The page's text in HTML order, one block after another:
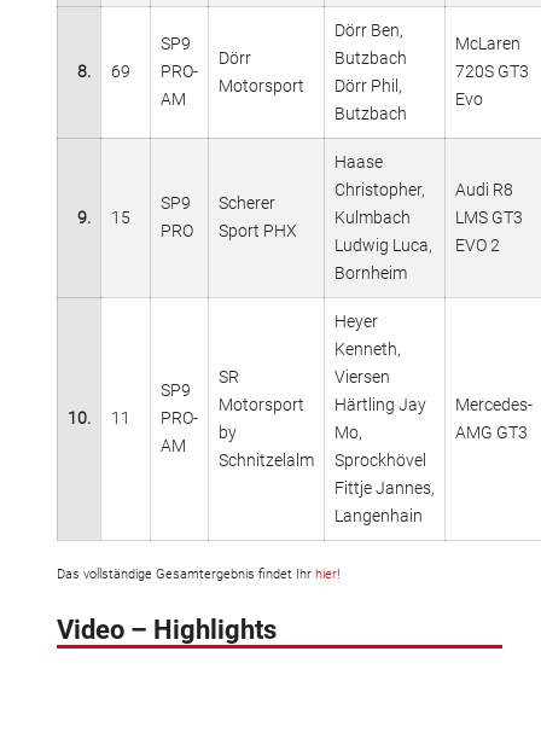
8. 69
SP9
PRO-
AM
Dörr
Motorsport
Dörr Ben,
Butzbach
Dörr Phil,
Butzbach
McLaren
720S GT3
Evo
9. 15
SP9
PRO
Scherer
Sport PHX
Haase
Christopher,
Kulmbach
Ludwig Luca,
Bornheim
Audi R8
LMS GT3
EVO 2
10. 11
SP9
PRO-
AM
SR
Motorsport
by
Schnitzelalm
Heyer
Kenneth,
Viersen
Härtling Jay
Mo,
Sprockhövel
Fittje Jannes,
Langenhain
Mercedes-
AMG GT3
Das vollständige Gesamtergebnis findet Ihr hier!
Video – Highlights